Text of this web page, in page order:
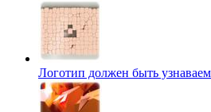
Логотип должен быть